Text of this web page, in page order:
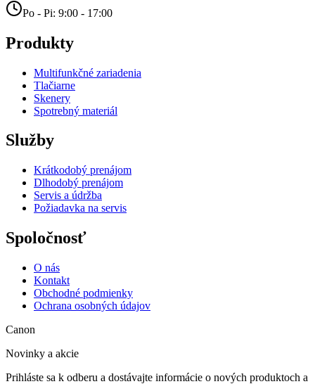
Po - Pi: 9:00 - 17:00
Produkty
Multifunkčné zariadenia
Tlačiarne
Skenery
Spotrebný materiál
Služby
Krátkodobý prenájom
Dlhodobý prenájom
Servis a údržba
Požiadavka na servis
Spoločnosť
O nás
Kontakt
Obchodné podmienky
Ochrana osobných údajov
Canon
Novinky a akcie
Prihláste sa k odberu a dostávajte informácie o nových produktoch a